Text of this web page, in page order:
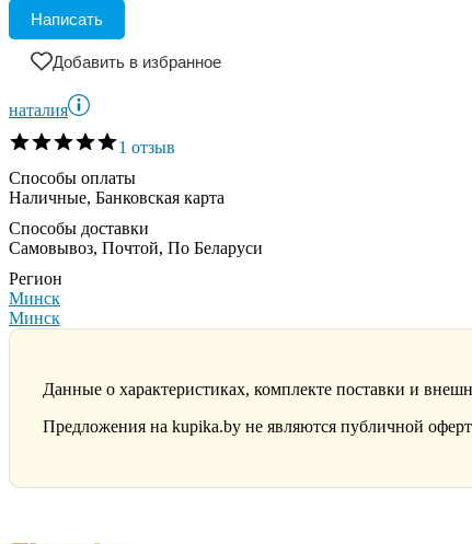
Написать
Добавить в избранное
наталия
1 отзыв
Способы оплаты
Наличные, Банковская карта
Способы доставки
Самовывоз, Почтой, По Беларуси
Регион
Минск
Минск
Данные о характеристиках, комплекте поставки и
Предложения на kupika.by не являются публичной